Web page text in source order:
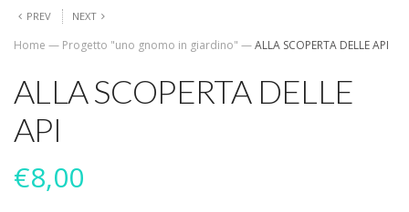
PREV NEXT
Home — Progetto "uno gnomo in giardino" —ALLA SCOPERTA DELLE API
ALLA SCOPERTA DELLE
API
€8,00